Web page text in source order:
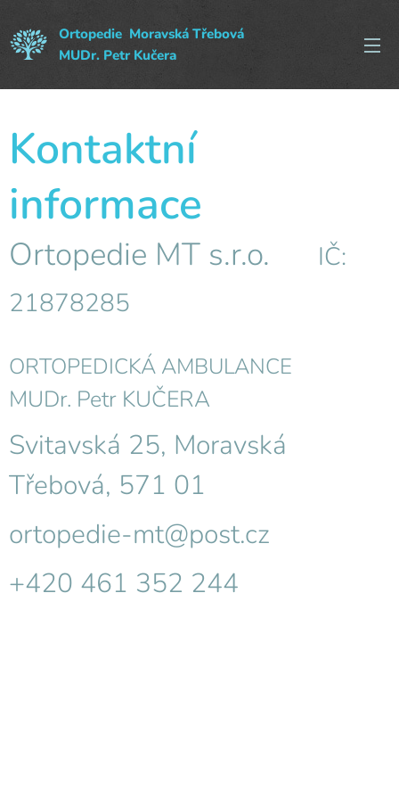
Ortopedie Moravská Třebová
MUDr. Petr Kučera
Kontaktní
informace
Ortopedie MT s.r.o.
IČ:
21878285
ORTOPEDICKÁ AMBULANCE
MUDr. Petr KUČERA
Svitavská 25, Moravská
Třebová, 571 01
ortopedie-mt@post.cz
+420 461 352 244